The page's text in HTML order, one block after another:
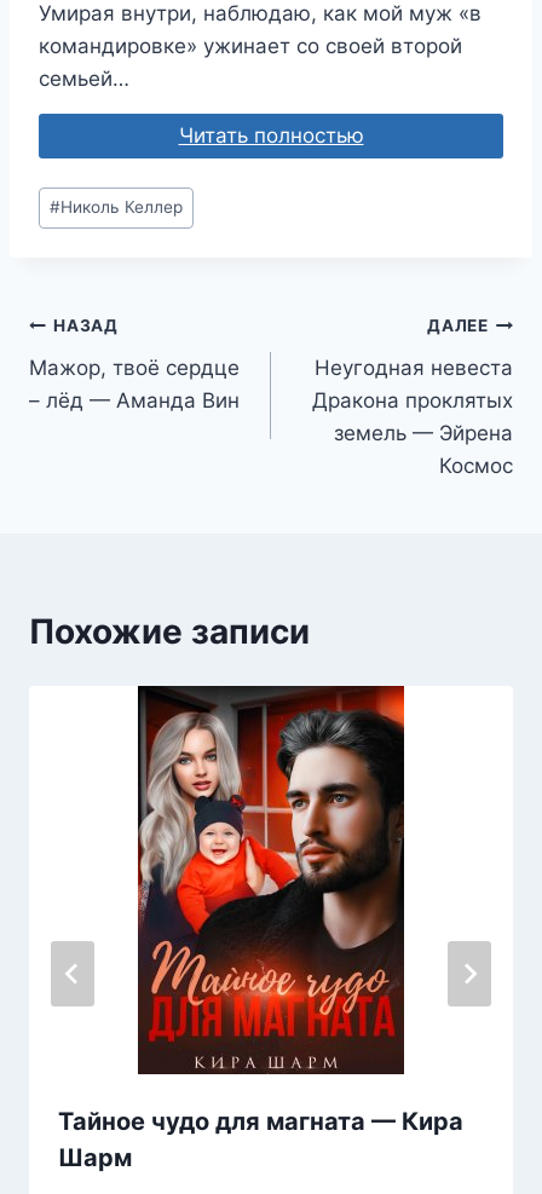
Умирая внутри, наблюдаю, как мой муж «в
командировке» ужинает со своей второй
семьей…
Читать полностью
Метки
записи:
#Николь Келлер
Навигация
по
НАЗАД
Мажор, твоё сердце
– лёд — Аманда Вин
ДАЛЕЕ
Неугодная невеста
Дракона проклятых
земель — Эйрена
Космос
Похожие записи
Тайное чудо для магната — Кира
Шарм